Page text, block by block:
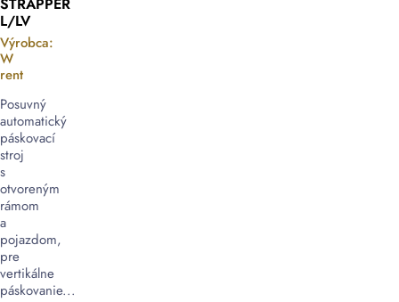
STRAPPER
L/LV
Výrobca:
W
rent
Posuvný
automatický
páskovací
stroj
s
otvoreným
rámom
a
pojazdom,
pre
vertikálne
páskovanie...